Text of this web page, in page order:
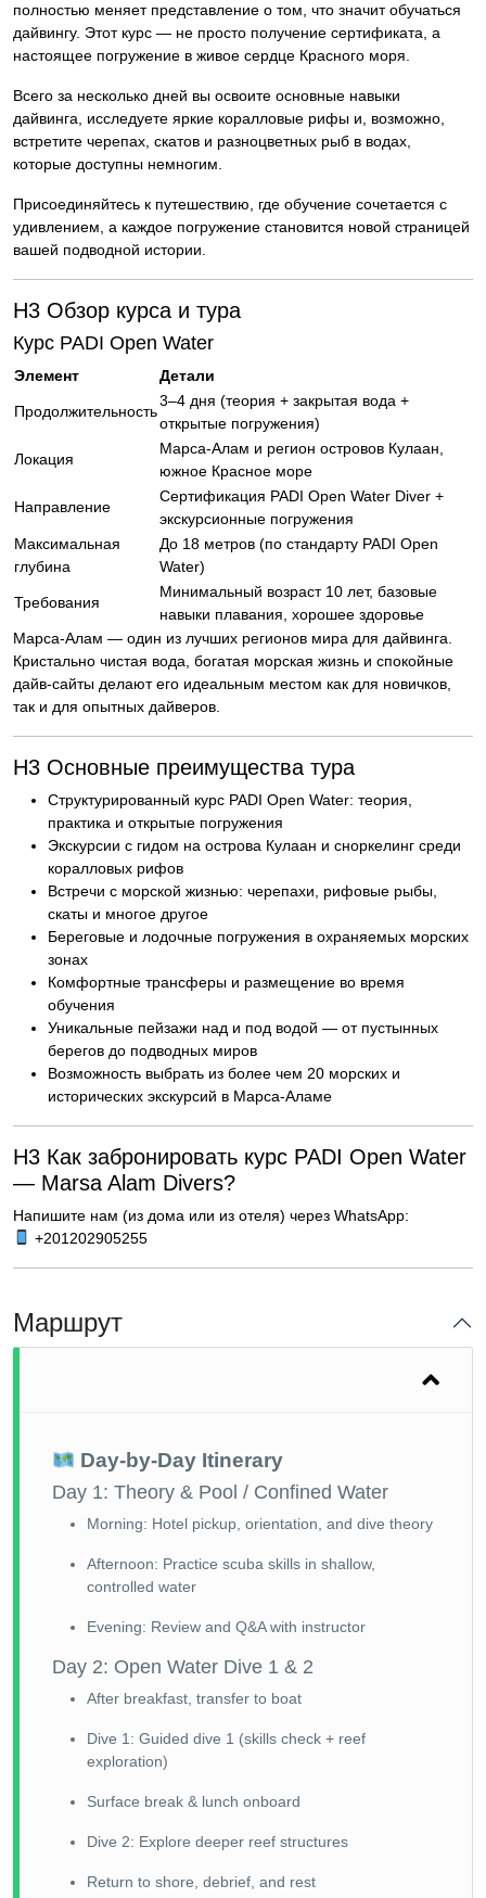
полностью меняет представление о том, что значит обучаться
дайвингу. Этот курс — не просто получение сертификата, а
настоящее погружение в живое сердце Красного моря.
Всего за несколько дней вы освоите основные навыки
дайвинга, исследуете яркие коралловые рифы и, возможно,
встретите черепах, скатов и разноцветных рыб в водах,
которые доступны немногим.
Присоединяйтесь к путешествию, где обучение сочетается с
удивлением, а каждое погружение становится новой страницей
вашей подводной истории.
H3 Обзор курса и тура
Курс PADI Open Water
Элемент Детали
Продолжительность
3–4 дня (теория + закрытая вода +
открытые погружения)
Локация
Марса-Алам и регион островов Кулаан,
южное Красное море
Направление
Сертификация PADI Open Water Diver +
экскурсионные погружения
Максимальная
глубина
До 18 метров (по стандарту PADI Open
Water)
Требования
Минимальный возраст 10 лет, базовые
навыки плавания, хорошее здоровье
Марса-Алам — один из лучших регионов мира для дайвинга.
Кристально чистая вода, богатая морская жизнь и спокойные
дайв-сайты делают его идеальным местом как для новичков,
так и для опытных дайверов.
H3 Основные преимущества тура
Структурированный курс PADI Open Water: теория,
практика и открытые погружения
Экскурсии с гидом на острова Кулаан и сноркелинг среди
коралловых рифов
Встречи с морской жизнью: черепахи, рифовые рыбы,
скаты и многое другое
Береговые и лодочные погружения в охраняемых морских
зонах
Комфортные трансферы и размещение во время
обучения
Уникальные пейзажи над и под водой — от пустынных
берегов до подводных миров
Возможность выбрать из более чем 20 морских и
исторических экскурсий в Марса-Аламе
H3 Как забронировать курс PADI Open Water
— Marsa Alam Divers?
Напишите нам (из дома или из отеля) через WhatsApp:
+201202905255
Маршрут
Day-by-Day Itinerary
Day 1: Theory & Pool / Confined Water
Morning: Hotel pickup, orientation, and dive theory
Afternoon: Practice scuba skills in shallow,
controlled water
Evening: Review and Q&A with instructor
Day 2: Open Water Dive 1 & 2
After breakfast, transfer to boat
Dive 1: Guided dive 1 (skills check + reef
exploration)
Surface break & lunch onboard
Dive 2: Explore deeper reef structures
Return to shore, debrief, and rest